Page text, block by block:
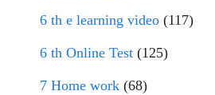
6 th e learning video (117)
6 th Online Test (125)
7 Home work (68)